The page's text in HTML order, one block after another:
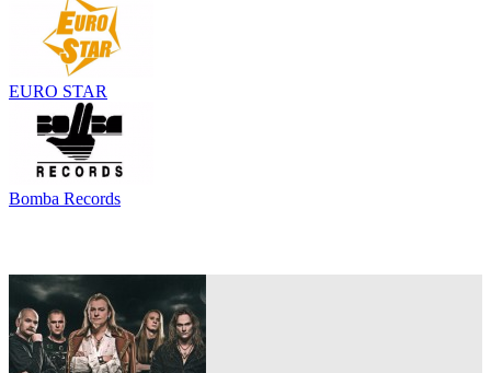
EURO STAR
Bomba Records